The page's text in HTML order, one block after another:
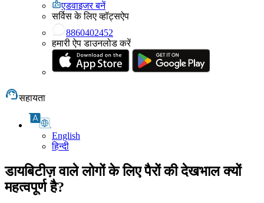
एडवाइजर बनें
सर्विस के लिए व्हॉट्सऐप
8860402452
हमारी ऐप डाउनलोड करें
सहायता
English
हिन्दी
डायबिटीज़ वाले लोगों के लिए पैरों की देखभाल क्यों
महत्वपूर्ण है?